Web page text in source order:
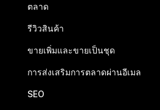
ตลาด
รีวิวสินค้า
ขายเพิ่มและขายเป็นชุด
การส่งเสริมการตลาดผ่านอีเมล
SEO